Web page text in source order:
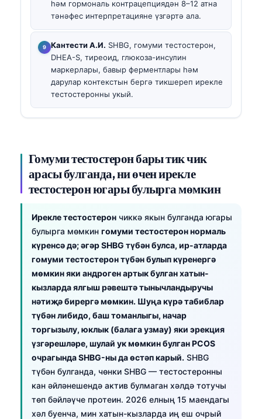
һәм гормональ контрацепциядән 8–12 атна
тәнәфес интерпретацияне үзгәртә ала.
Кантести А.И. SHBG, гомуми тестостерон,
DHEA-S, тиреоид, глюкоза-инсулин
маркерлары, бавыр ферментлары һәм
дарулар контекстын бергә тикшереп ирекле
тестостеронны укый.
Гомуми тестостерон бары тик чик
арасы булганда, ни өчен ирекле
тестостерон югары булырга мөмкин
Ирекле тестостерон чиккә якын булганда югары
булырга мөмкин гомуми тестостерон нормаль
күренсә дә; әгәр SHBG түбән булса, ир-атларда
гомуми тестостерон түбән булып күренергә
мөмкин яки андроген артык булган хатын-
кызларда ялгыш рәвештә тынычландыручы
нәтиҗә бирергә мөмкин. Шуңа күрә табиблар
түбән либидо, баш томанлыгы, начар
торгызылу, юклык (балага узмау) яки эрекция
үзгәрешләре, шулай ук мөмкин булган PCOS
очрагында SHBG-ны да өстәп карый. SHBG
түбән булганда, чөнки SHBG — тестостеронны
кан әйләнешендә актив булмаган хәлдә тотучы
төп бәйләүче протеин. 2026 елның 15 маендагы
хәл буенча, мин хатын-кызларда иң еш очрый